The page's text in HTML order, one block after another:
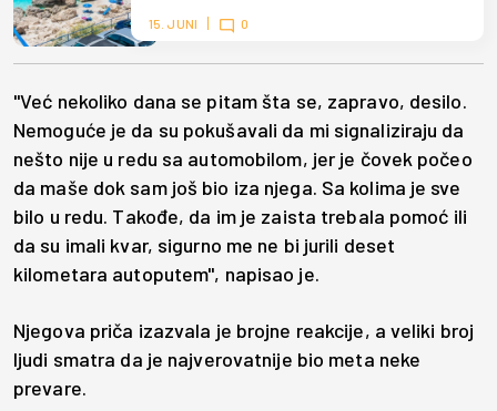
15. JUNI 0
"Već nekoliko dana se pitam šta se, zapravo, desilo.
Nemoguće je da su pokušavali da mi signaliziraju da
nešto nije u redu sa automobilom, jer je čovek počeo
da maše dok sam još bio iza njega. Sa kolima je sve
bilo u redu. Takođe, da im je zaista trebala pomoć ili
da su imali kvar, sigurno me ne bi jurili deset
kilometara autoputem", napisao je.
Njegova priča izazvala je brojne reakcije, a veliki broj
ljudi smatra da je najverovatnije bio meta neke
prevare.